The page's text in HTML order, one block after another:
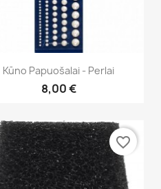
Greita peržiūra
Kūno Papuošalai - Perlai
8,00 €
favorite_border